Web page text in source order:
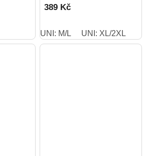
389 Kč
UNI: M/L UNI: XL/2XL